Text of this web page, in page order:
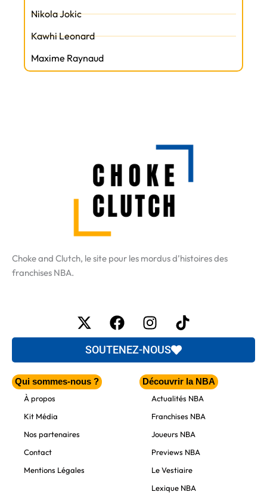
Nikola Jokic
Kawhi Leonard
Maxime Raynaud
Choke and Clutch, le site pour les mordus d’histoires des
franchises NBA.
X-
twitter
FacebookInstagram
Tiktok
SOUTENEZ-NOUS
Qui sommes-nous ?
À propos
Kit Média
Nos partenaires
Contact
Mentions Légales
Découvrir la NBA
Actualités NBA
Franchises NBA
Joueurs NBA
Previews NBA
Le Vestiaire
Lexique NBA